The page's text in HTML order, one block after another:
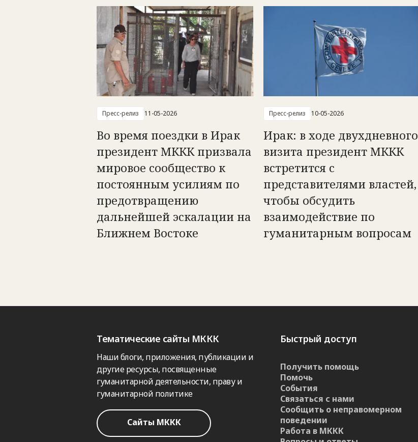
Пресс-релиз 11-05-2026
Во время поездки в Ирак
президент МККК призвала
мировое сообщество к
постоянным усилиям по
предотвращению
дальнейшей эскалации на
Ближнем Востоке
Пресс-релиз 10-05-2026
Ирак: в ходе двухдневного
визита президент МККК
встретится с
представителями властей,
чтобы обсудить
взаимодействие по
гуманитарным вопросам
Тематические сайты МККК
Наши блоги, приложения, публикации и
другие ресурсы, посвященные
гуманитарной деятельности, праву и
гуманитарной политике
Сайты МККК
Быстрый доступ
Получить помощь
Помочь
События
Связаться с нами
Сообщить о неправомерном
поведении
Работа в МККК